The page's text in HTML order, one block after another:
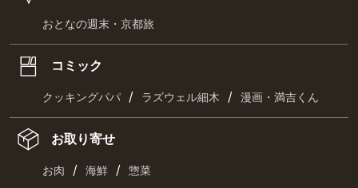
おとなの週末・京都旅
コミック
クッキングパパ / ラズウェル細木 / 漫画・満吉くん
お取り寄せ
お肉 / 海鮮 / 惣菜